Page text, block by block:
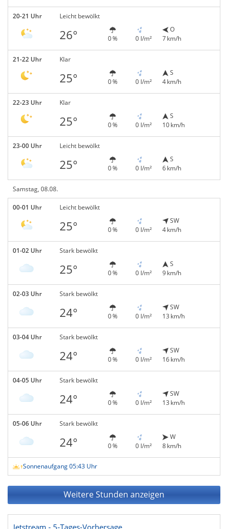
20-21 Uhr Leicht bewölkt
26° 0 % 0 l/m²
O
7 km/h
21-22 Uhr Klar
25° 0 % 0 l/m²
S
4 km/h
22-23 Uhr Klar
25° 0 % 0 l/m²
S
10 km/h
23-00 Uhr Leicht bewölkt
25° 0 % 0 l/m²
S
6 km/h
Samstag, 08.08.
00-01 Uhr Leicht bewölkt
25° 0 % 0 l/m²
SW
4 km/h
01-02 Uhr Stark bewölkt
25° 0 % 0 l/m²
S
9 km/h
02-03 Uhr Stark bewölkt
24° 0 % 0 l/m²
SW
13 km/h
03-04 Uhr Stark bewölkt
24° 0 % 0 l/m²
SW
16 km/h
04-05 Uhr Stark bewölkt
24° 0 % 0 l/m²
SW
13 km/h
05-06 Uhr Stark bewölkt
24° 0 % 0 l/m²
W
8 km/h
Sonnenaufgang 05:43 Uhr
Weitere Stunden anzeigen
Jetstream - 5-Tages-Vorhersage